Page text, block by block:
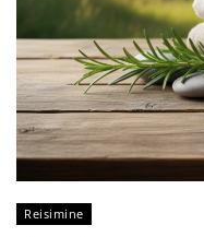
Reisimine